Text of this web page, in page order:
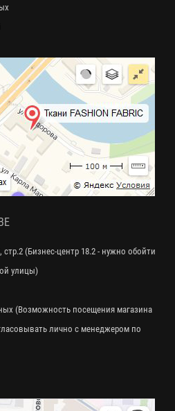
(Бизнес-центр 18.2 - нужно обойти
улицы)
(Возможность посещения магазина
лично с менеджером по